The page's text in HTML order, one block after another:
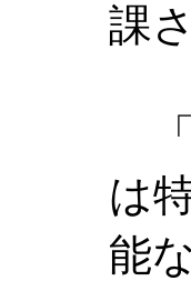
課
「
は
能